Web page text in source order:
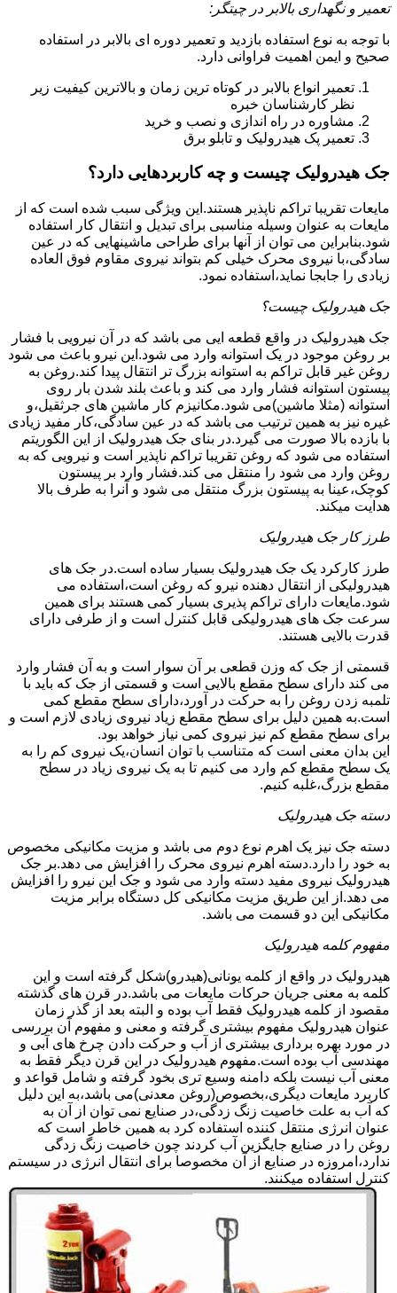
تعمیر و نگهداری بالابر در چیتگر:
با توجه به نوع استفاده بازدید و تعمیر دوره ای بالابر در استفاده
صحیح و ایمن اهمیت فراوانی دارد.
تعمیر انواع بالابر در کوتاه ترین زمان و بالاترین کیفیت زیر
نظر کارشناسان خبره
مشاوره در راه اندازی و نصب و خرید
تعمیر پک هیدرولیک و تابلو برق
جک هیدرولیک چیست و چه کاربردهایی دارد؟
مایعات تقریبا تراکم ناپذیر هستند.این ویژگی سبب شده است که از
مایعات به عنوان وسیله مناسبی برای تبدیل و انتقال کار استفاده
شود.بنابراین می توان از آنها برای طراحی ماشینهایی که در عین
سادگی،با نیروی محرک خیلی کم بتواند نیروی مقاوم فوق العاده
زیادی را جابجا نماید،استفاده نمود.
جک هیدرولیک چیست؟
جک هیدرولیک در واقع قطعه ایی می باشد که در آن نیرویی با فشار
بر روغن موجود در یک استوانه وارد می شود.این نیرو باعث می شود
روغن غیر قابل تراکم به استوانه بزرگ تر انتقال پیدا کند.روغن به
پیستون استوانه فشار وارد می کند و باعث بلند شدن بار روی
استوانه (مثلا ماشین)می شود.مکانیزم کار ماشین های جرثقیل،و
غیره نیز به همین ترتیب می باشد که در عین سادگی،کار مفید زیادی
با بازده بالا صورت می گیرد.در بنای جک هیدرولیک از این الگوریتم
استفاده می شود که روغن تقریبا تراکم ناپذیر است و نیرویی که به
روغن وارد می شود را منتقل می کند.فشار وارد بر پیستون
کوچک،عینا به پیستون بزرگ منتقل می شود و آنرا به طرف بالا
هدایت میکند.
طرز کار جک هیدرولیک
طرز کارکرد یک جک هیدرولیک بسیار ساده است.در جک های
هیدرولیکی از انتقال دهنده نیرو که روغن است،استفاده می
شود.مایعات دارای تراکم پذیری بسیار کمی هستند برای همین
سرعت جک های هیدرولیکی قابل کنترل است و از طرفی دارای
قدرت بالایی هستند.
قسمتی از جک که وزن قطعی بر آن سوار است و به آن فشار وارد
می کند دارای سطح مقطع بالایی است و قسمتی از جک که باید با
تلمبه زدن روغن را به حرکت در آورد،دارای سطح مقطع کمی
است.به همین دلیل برای سطح مقطع زیاد نیروی زیادی لازم است و
برای سطح مقطع کم نیز نیروی کمی نیاز خواهد بود.
این بدان معنی است که متناسب با توان انسان،یک نیروی کم را به
یک سطح مقطع کم وارد می کنیم تا به یک نیروی زیاد در سطح
مقطع بزرگ،غلبه کنیم.
دسته جک هیدرولیک
دسته جک نیز یک اهرم نوع دوم می باشد و مزیت مکانیکی مخصوص
به خود را دارد.دسته اهرم نیروی محرک را افزایش می دهد.بر جک
هیدرولیک نیروی مفید دسته وارد می شود و جک این نیرو را افزایش
می دهد.از این طریق مزیت مکانیکی کل دستگاه برابر مزیت
مکانیکی این دو قسمت می باشد.
مفهوم کلمه هیدرولیک
هیدرولیک در واقع از کلمه یونانی(هیدرو)شکل گرفته است و این
کلمه به معنی جریان حرکات مایعات می باشد.در قرن های گذشته
مقصود از کلمه هیدرولیک فقط آب بوده و البته بعد از گذر زمان
عنوان هیدرولیک مفهوم بیشتری گرفته و معنی و مفهوم آن بررسی
در مورد بهره برداری بیشتری از آب و حرکت دادن چرخ های آبی و
مهندسی آب بوده است.مفهوم هیدرولیک در این قرن دیگر فقط به
معنی آب نیست بلکه دامنه وسیع تری بخود گرفته و شامل قواعد و
کاربرد مایعات دیگری،بخصوص(روغن معدنی)می باشد،به این دلیل
که آب به علت خاصیت زنگ زدگی،در صنایع نمی توان از آن به
عنوان انرژی منتقل کننده استفاده کرد به همین خاطر است که
روغن را در صنایع جایگزین آب کردند چون خاصیت زنگ زدگی
ندارد،امروزه در صنایع از آن مخصوصا برای انتقال انرژی در سیستم
کنترل استفاده میکنند.